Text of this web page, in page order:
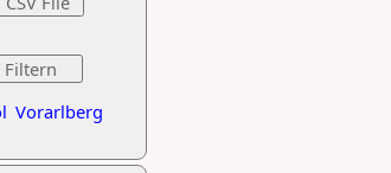
Vorarlberg